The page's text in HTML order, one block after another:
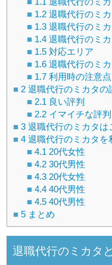
1.2 退職代行のミ
1.3 退職代行のミ
1.4 退職代行のミ
1.5 対応エリア
1.6 退職代行のミ
1.7 利用時の注意点
2 退職代行のミカタの
2.1 良い評判
2.2 イマイチな評判
3 退職代行のミカタは
4 退職代行のミカタを
4.1 20代女性
4.2 30代男性
4.3 20代女性
4.4 40代男性
4.5 40代男性
5 まとめ
退職代行のミカタ